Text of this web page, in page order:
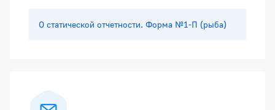
О статической отчетности. Форма №1-П (рыба)